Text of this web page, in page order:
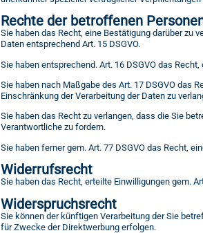
Rechte der betroffenen
Sie haben das Recht, eine Bestätigung darüber zu
Daten entsprechend Art. 15 DSGVO.
Sie haben entsprechend. Art. 16 DSGVO das
Sie haben nach Maßgabe des Art. 17 DSGVO das
Einschränkung der Verarbeitung der Daten zu
Sie haben das Recht zu verlangen, dass die Sie
Verantwortliche zu fordern.
Sie haben ferner gem. Art. 77 DSGVO das Recht,
Widerrufsrecht
Sie haben das Recht, erteilte Einwilligungen gem.
Widerspruchsrecht
Sie können der künftigen Verarbeitung der Sie
für Zwecke der Direktwerbung erfolgen.